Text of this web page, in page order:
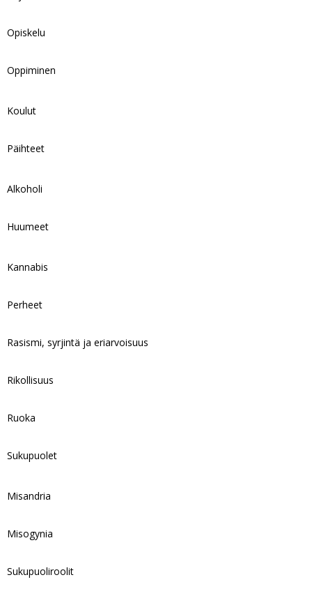
Opiskelu
Oppiminen
Koulut
Päihteet
Alkoholi
Huumeet
Kannabis
Perheet
Rasismi, syrjintä ja eriarvoisuus
Rikollisuus
Ruoka
Sukupuolet
Misandria
Misogynia
Sukupuoliroolit